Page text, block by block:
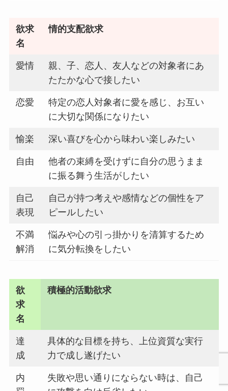
欲求
名
情的支配欲求
愛情
親、子、恋人、友人などの対象者にあ
たたかな心で接したい
恋愛
特定の恋人対象者に愛を感じ、お互い
に大切な関係になりたい
愉楽 深い喜びを心から味わい楽しみたい
自由
他者の束縛を受けずに自分の思うまま
に振る舞う生活がしたい
自己
表現
自己が持つ考えや感情などの個性をア
ピールしたい
不満
解消
悩みや心の引っ掛かりを清算するため
に気分転換をしたい
欲
求
名
積極的活動欲求
達
成
具体的な目標を持ち、上位資質な実行
力で成し遂げたい
内
失敗や思い通りにならない時は、自己